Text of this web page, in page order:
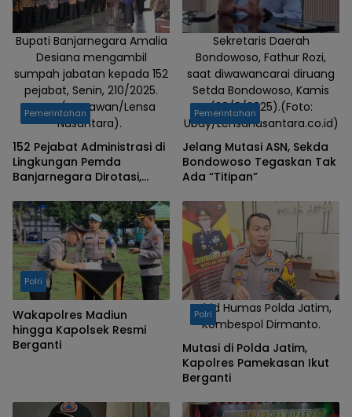
12/11/2024.
(Foto :
Gunawan/Lensa
Nusantara)
Bupati Banjarnegara Amalia
Desiana mengambil
sumpah jabatan kepada 152
pejabat, Senin, 210/2025.
Foto : (Gunawan/Lensa
Nusantara). ‎
Pemerintahan
‎152 Pejabat Administrasi di
Lingkungan Pemda
Banjarnegara Dirotasi,
dan Tidak Suka
Sekretaris Daerah
Bondowoso, Fathur Rozi,
saat diwawancarai diruang
Setda Bondowoso, Kamis
(28/8/2025).(Foto:
Ubay/Lensanusantara.co.id)
Pemerintahan
Jelang Mutasi ASN, Sekda
Bondowoso Tegaskan Tak
Ada “Titipan”
Polri
Wakapolres Madiun
hingga Kapolsek Resmi
Berganti
Kabid Humas Polda Jatim,
Kombespol Dirmanto.
Polri
Mutasi di Polda Jatim,
Kapolres Pamekasan Ikut
Berganti